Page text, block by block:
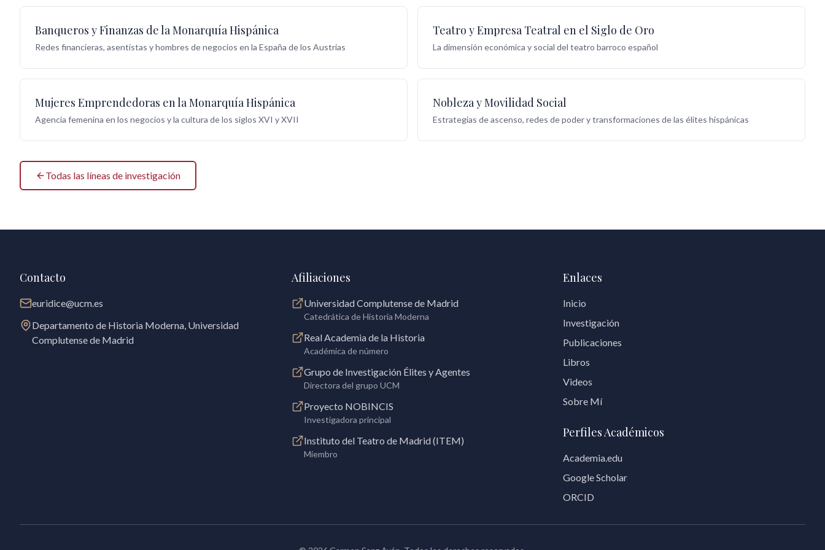
Banqueros y Finanzas de la Monarquía Hispánica
Redes financieras, asentistas y hombres de negocios en la España de los Austrias
Teatro y Empresa Teatral en el Siglo de Oro
La dimensión económica y social del teatro barroco español
Mujeres Emprendedoras en la Monarquía Hispánica
Agencia femenina en los negocios y la cultura de los siglos XVI y XVII
Nobleza y Movilidad Social
Estrategias de ascenso, redes de poder y transformaciones de las élites hispánicas
Todas las líneas de investigación
Contacto
euridice@ucm.es
Departamento de Historia Moderna, Universidad
Complutense de Madrid
Afiliaciones
Universidad Complutense de Madrid
Catedrática de Historia Moderna
Real Academia de la Historia
Académica de número
Grupo de Investigación Élites y Agentes
Directora del grupo UCM
Proyecto NOBINCIS
Investigadora principal
Instituto del Teatro de Madrid (ITEM)
Miembro
Enlaces
Inicio
Investigación
Publicaciones
Libros
Videos
Sobre Mí
Perfiles Académicos
Academia.edu
Google Scholar
ORCID